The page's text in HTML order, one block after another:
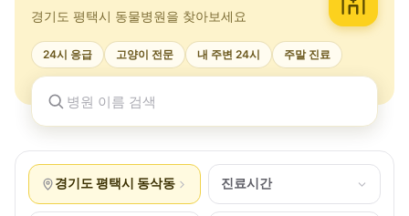
경기도 평택시 동물병원을 찾아보세요
24시 응급 고양이 전문 내 주변 24시 주말 진료
경기도 평택시 동삭동 진료시간